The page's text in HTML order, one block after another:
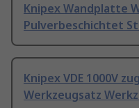
Knipex Wandplatte
Pulverbeschichtet
Knipex VDE 1000V
Werkzeugsatz